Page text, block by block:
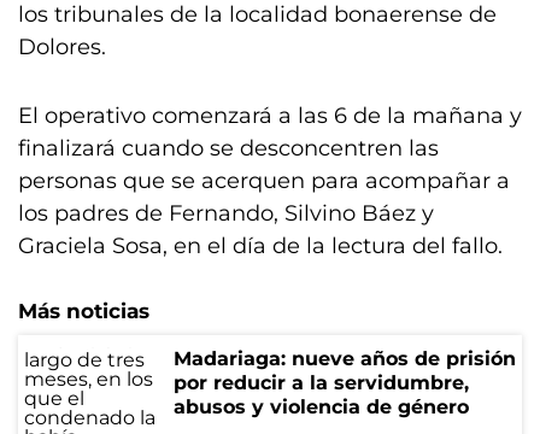
los tribunales de la localidad bonaerense de
Dolores.
El operativo comenzará a las 6 de la mañana y
finalizará cuando se desconcentren las
personas que se acerquen para acompañar a
los padres de Fernando, Silvino Báez y
Graciela Sosa, en el día de la lectura del fallo.
Más noticias
Madariaga: nueve años de prisión
por reducir a la servidumbre,
abusos y violencia de género